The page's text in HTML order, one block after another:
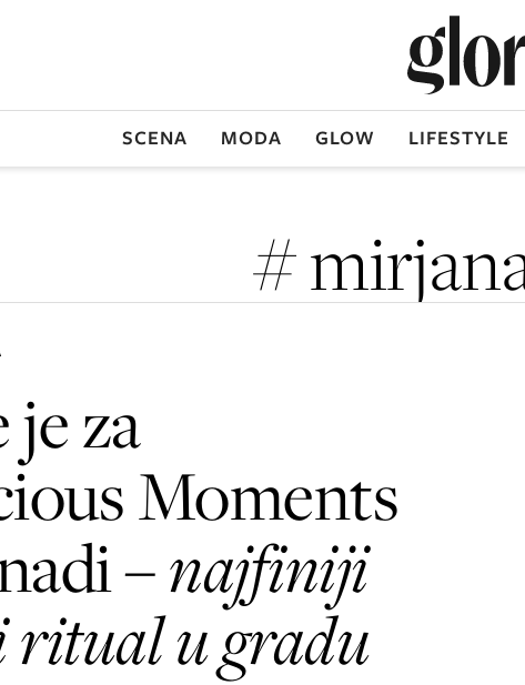
SCENA MODA GLOW LIFESTYLE
#
za
Moments
–najfiniji
ritual u gradu